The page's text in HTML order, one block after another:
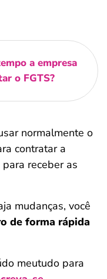
a empresa
o FGTS?
normalmente o
contratar a
receber as
mudanças, você
de forma rápida
meutudo para